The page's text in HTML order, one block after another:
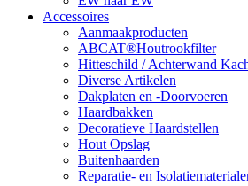
Accessoires
Aanmaakproducten
ABCAT®Houtrookfilter
Hitteschild / Achterwand
Diverse Artikelen
Dakplaten en -Doorvoeren
Haardbakken
Decoratieve Haardstellen
Hout Opslag
Buitenhaarden
Reparatie- en